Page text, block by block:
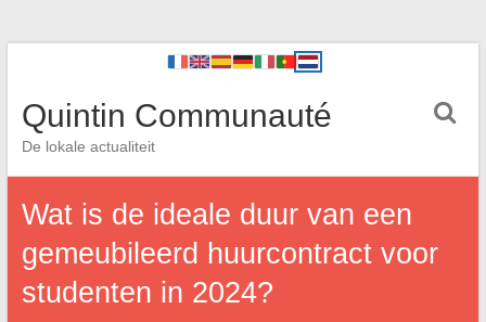
Quintin Communauté
De lokale actualiteit
Wat is de ideale duur van een
gemeubileerd huurcontract voor
studenten in 2024?